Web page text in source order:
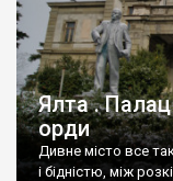
Ялта .
орди
Дивне місто все
і бідністю, між